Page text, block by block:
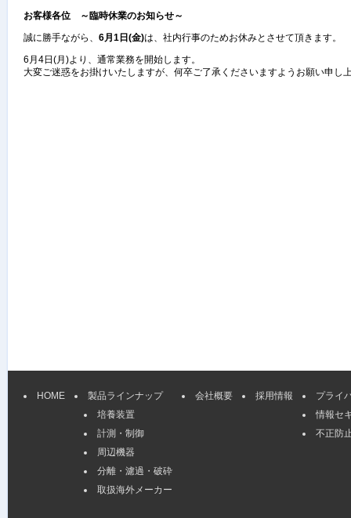
お客様各位 ～臨時休業のお知らせ～
誠に勝手ながら、 6月1日(金)は、社内行事のためお休みとさせて頂きます。
6月4日(月)より、通常業務を開始します。
大変ご迷惑をお掛けいたしますが、何卒ご了承くださいますようお願い申し
HOME
製品ラインナップ
培養装置
計測・制御
周辺機器
分離・濾過・破砕
取扱海外メーカー
会社概要 採用情報
プライ
情報セ
不正防